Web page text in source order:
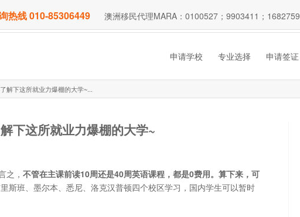
热线 010-85306449 澳洲移民代理MARA：0100527；9903411；1682759
申请学校 专业选择 申请签证
解下这所就业力爆棚的大学~...
下这所就业力爆棚的大学~
之， 不管在主课前读10周还是40周英语课程，都是0费用。算下来，可
斯班、墨尔本、悉尼、洛克汉普顿四个校区学习，国内学生可以暂时